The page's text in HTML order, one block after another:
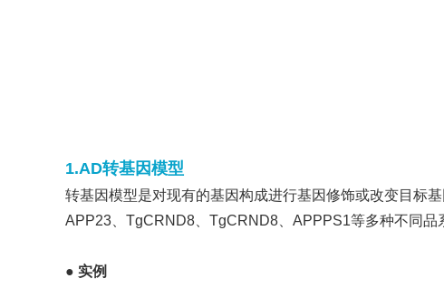
1.AD转基因模型
转基因模型是对现有的基因构成进行基因修饰或改变目标
APP23、TgCRND8、TgCRND8、APPPS1等多种不同品
● 实例